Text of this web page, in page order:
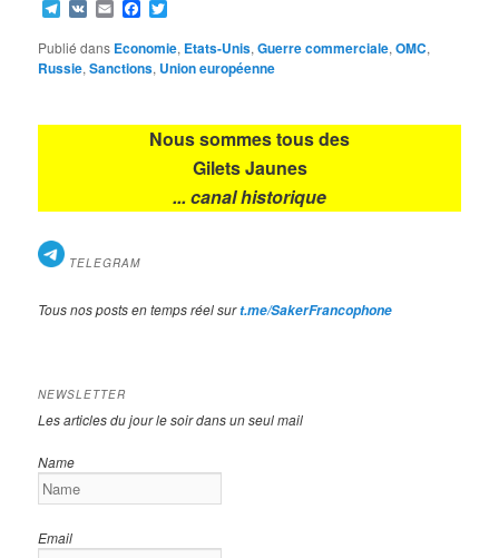
Telegram
VK EmailFacebook
Publié dans Economie, Etats-Unis,Guerre commerciale,OMC,
Russie,Sanctions, Union européenne
Nous sommes tous des
Gilets Jaunes
... canal historique
TELEGRAM
Tous nos posts en temps réel surt.me/SakerFrancophone
NEWSLETTER
Les articles du jour le soir dans un seul mail
Name
Email